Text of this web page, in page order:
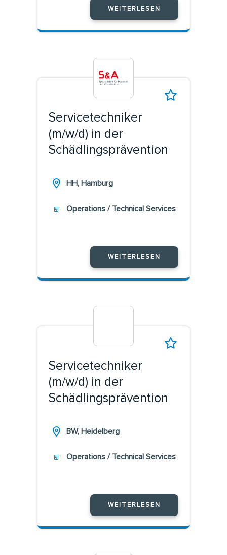
WEITERLESEN
Servicetechniker
(m/w/d) in der
Schädlingsprävention
HH, Hamburg
Operations / Technical Services
WEITERLESEN
Servicetechniker
(m/w/d) in der
Schädlingsprävention
BW, Heidelberg
Operations / Technical Services
WEITERLESEN